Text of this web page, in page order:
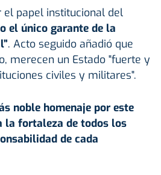
papel institucional del
el único garante de la
. Acto seguido añadió que
merecen un Estado "fuerte y
civiles y militares".
noble homenaje por este
la fortaleza de todos los
de cada